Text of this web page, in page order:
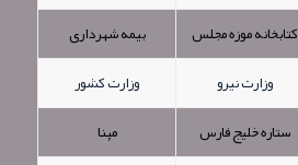
کتابخانه موزه مجلس
بیمه شهرداری
وزارت نیرو
وزارت کشور
ستاره خلیج فارس
مپنا